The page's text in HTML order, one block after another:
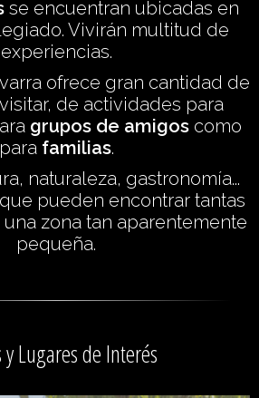
se encuentran ubicadas en
Vivirán multitud de
experiencias.
ofrece gran cantidad de
de actividades para
grupos de amigos como
para familias.
naturaleza, gastronomía...
pueden encontrar tantas
zona tan aparentemente
pequeña.
y Lugares de Interés